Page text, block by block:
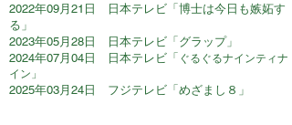
2022年09月21日 日本テレビ「博士は今日も嫉妬す
る」
2023年05月28日 日本テレビ「グラップ」
2024年07月04日 日本テレビ「 ぐるぐるナインティナ
イン」
2025年03月24日 フジテレビ「めざまし８」